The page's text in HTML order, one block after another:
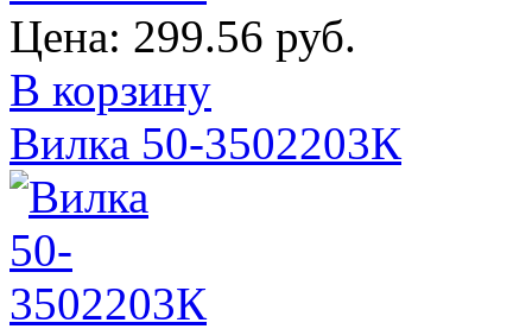
Цена: 299.56 руб.
В корзину
Вилка 50-3502203К